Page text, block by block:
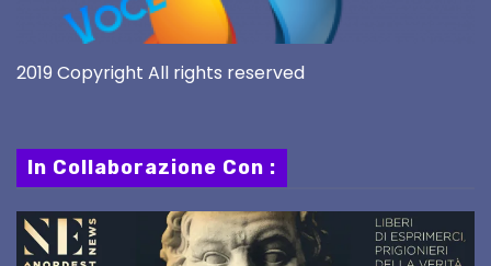
2019 Copyright All rights reserved
In Collaborazione Con :